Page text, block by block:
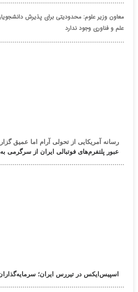
معاون وزیر علوم: محدودیتی برای پذیرش
علم و فناوری وجود ندارد
رسانه آمریکایی از تحولی آرام اما عمیق
عبور پلتفرم‌های فوتبالی ایران از سرگرمی
اسپیس‌ایکس در تیررس ایران؛